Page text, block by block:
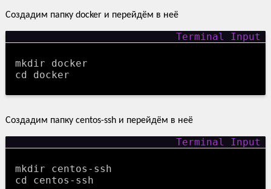
Создадим папку docker и перейдём в неё
mkdir docker
cd docker
Создадим папку centos-ssh и перейдём в неё
mkdir centos-ssh
cd centos-ssh